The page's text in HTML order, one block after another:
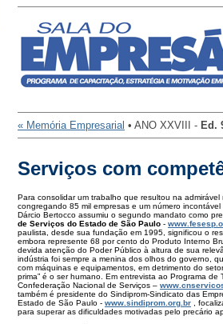
« Memória Empresarial • ANO XXVIII - Ed.
Serviços com
Para consolidar um trabalho que resultou na
congregando 85 mil empresas e um número
Dárcio Bertocco assumiu o segundo mandato como
de Serviços do Estado de São Paulo -
paulista, desde sua fundação em 1995, significou o
embora represente 68 por cento do Produto Interno
devida atenção do Poder Público à altura de sua
indústria foi sempre a menina dos olhos do governo,
com máquinas e equipamentos, em detrimento do
prima” é o ser humano. Em entrevista ao Programa de
Confederação Nacional de Serviços –
também é presidente do Sindiprom-Sindicato das
Estado de São Paulo - www.sindiprom.org.br ,
para superar as dificuldades motivadas pelo precário